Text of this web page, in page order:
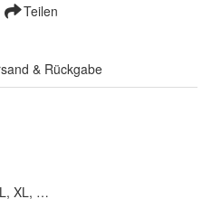
Teilen
& Rückgabe